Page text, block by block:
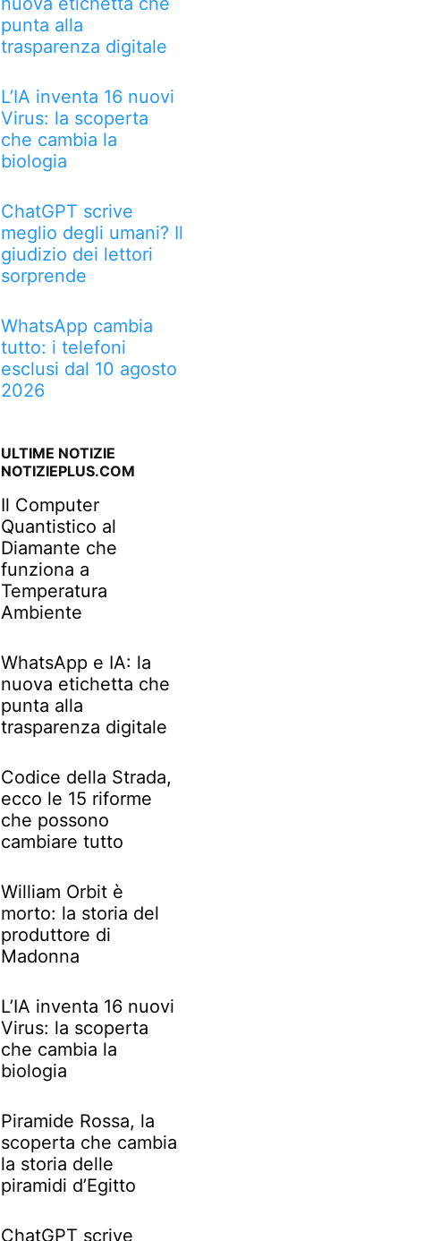
punta alla
trasparenza digitale
L’IA inventa 16 nuovi
Virus: la scoperta
che cambia la
biologia
ChatGPT scrive
meglio degli umani? Il
giudizio dei lettori
sorprende
WhatsApp cambia
tutto: i telefoni
esclusi dal 10 agosto
2026
ULTIME NOTIZIE
NOTIZIEPLUS.COM
Il Computer
Quantistico al
Diamante che
funziona a
Temperatura
Ambiente
WhatsApp e IA: la
nuova etichetta che
punta alla
trasparenza digitale
Codice della Strada,
ecco le 15 riforme
che possono
cambiare tutto
William Orbit è
morto: la storia del
produttore di
Madonna
L’IA inventa 16 nuovi
Virus: la scoperta
che cambia la
biologia
Piramide Rossa, la
scoperta che cambia
la storia delle
piramidi d’Egitto
ChatGPT scrive